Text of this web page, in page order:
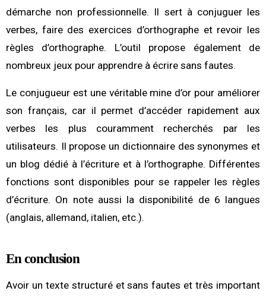
démarche non professionnelle. Il sert à conjuguer les
verbes, faire des exercices d’orthographe et revoir les
règles d’orthographe. L’outil propose également de
nombreux jeux pour apprendre à écrire sans fautes.
Le conjugueur est une véritable mine d’or pour améliorer
son français, car il permet d’accéder rapidement aux
verbes les plus couramment recherchés par les
utilisateurs. Il propose un dictionnaire des synonymes et
un blog dédié à l’écriture et à l’orthographe. Différentes
fonctions sont disponibles pour se rappeler les règles
d’écriture. On note aussi la disponibilité de 6 langues
(anglais, allemand, italien, etc.).
En conclusion
Avoir un texte structuré et sans fautes et très important